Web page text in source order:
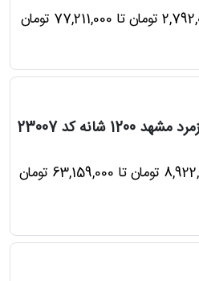
1200 شانه کد 23007